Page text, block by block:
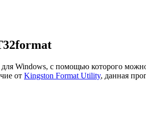
Windows, с помощью которого
от Kingston Format Utility, данная